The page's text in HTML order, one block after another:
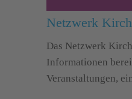
Netzwerk
Das Netzwerk
Informationen
Veranstaltungen,